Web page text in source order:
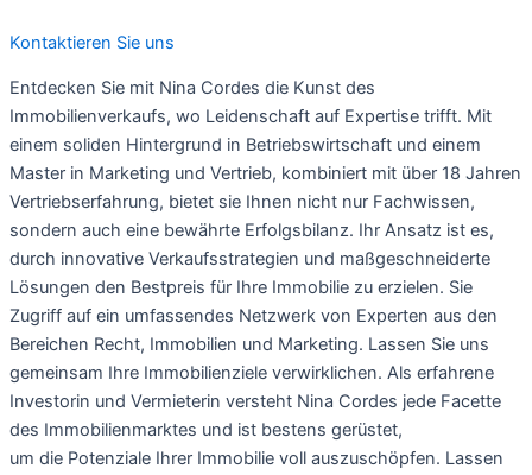
Kontaktieren Sie uns
Entdecken Sie mit Nina Cordes die Kunst des
Immobilienverkaufs, wo Leidenschaft auf Expertise trifft. Mit
einem soliden Hintergrund in Betriebswirtschaft und einem
Master in Marketing und Vertrieb, kombiniert mit über 18 Jahren
Vertriebserfahrung, bietet sie Ihnen nicht nur Fachwissen,
sondern auch eine bewährte Erfolgsbilanz. Ihr Ansatz ist es,
durch innovative Verkaufsstrategien und maßgeschneiderte
Lösungen den Bestpreis für Ihre Immobilie zu erzielen. Sie
Zugriff auf ein umfassendes Netzwerk von Experten aus den
Bereichen Recht, Immobilien und Marketing. Lassen Sie uns
gemeinsam Ihre Immobilienziele verwirklichen. Als erfahrene
Investorin und Vermieterin versteht Nina Cordes jede Facette
des Immobilienmarktes und ist bestens gerüstet,
um die Potenziale Ihrer Immobilie voll auszuschöpfen. Lassen